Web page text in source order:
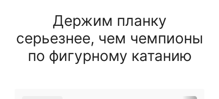
Держим планку
серьезнее, чем чемпионы
по фигурному катанию